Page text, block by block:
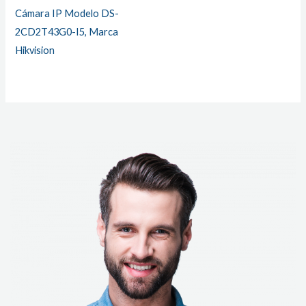
Cámara IP Modelo DS-
2CD2T43G0-I5, Marca
Hikvision